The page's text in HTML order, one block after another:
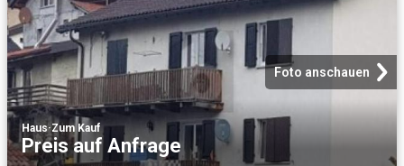
Foto anschauen
Haus·Zum Kauf
Preis auf Anfrage